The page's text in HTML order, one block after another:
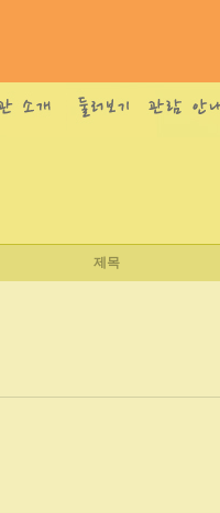
제목